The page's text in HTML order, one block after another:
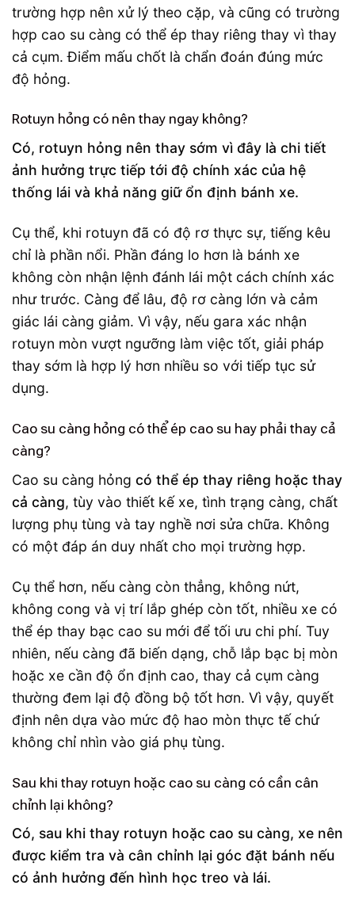
trường hợp nên xử lý theo cặp, và cũng có trường
hợp cao su càng có thể ép thay riêng thay vì thay
cả cụm. Điểm mấu chốt là chẩn đoán đúng mức
độ hỏng.
Rotuyn hỏng có nên thay ngay không?
Có, rotuyn hỏng nên thay sớm vì đây là chi tiết
ảnh hưởng trực tiếp tới độ chính xác của hệ
thống lái và khả năng giữ ổn định bánh xe.
Cụ thể, khi rotuyn đã có độ rơ thực sự, tiếng kêu
chỉ là phần nổi. Phần đáng lo hơn là bánh xe
không còn nhận lệnh đánh lái một cách chính xác
như trước. Càng để lâu, độ rơ càng lớn và cảm
giác lái càng giảm. Vì vậy, nếu gara xác nhận
rotuyn mòn vượt ngưỡng làm việc tốt, giải pháp
thay sớm là hợp lý hơn nhiều so với tiếp tục sử
dụng.
Cao su càng hỏng có thể ép cao su hay phải thay cả
càng?
Cao su càng hỏng có thể ép thay riêng hoặc thay
cả càng, tùy vào thiết kế xe, tình trạng càng, chất
lượng phụ tùng và tay nghề nơi sửa chữa. Không
có một đáp án duy nhất cho mọi trường hợp.
Cụ thể hơn, nếu càng còn thẳng, không nứt,
không cong và vị trí lắp ghép còn tốt, nhiều xe có
thể ép thay bạc cao su mới để tối ưu chi phí. Tuy
nhiên, nếu càng đã biến dạng, chỗ lắp bạc bị mòn
hoặc xe cần độ ổn định cao, thay cả cụm càng
thường đem lại độ đồng bộ tốt hơn. Vì vậy, quyết
định nên dựa vào mức độ hao mòn thực tế chứ
không chỉ nhìn vào giá phụ tùng.
Sau khi thay rotuyn hoặc cao su càng có cần cân
chỉnh lại không?
Có, sau khi thay rotuyn hoặc cao su càng, xe nên
được kiểm tra và cân chỉnh lại góc đặt bánh nếu
có ảnh hưởng đến hình học treo và lái.